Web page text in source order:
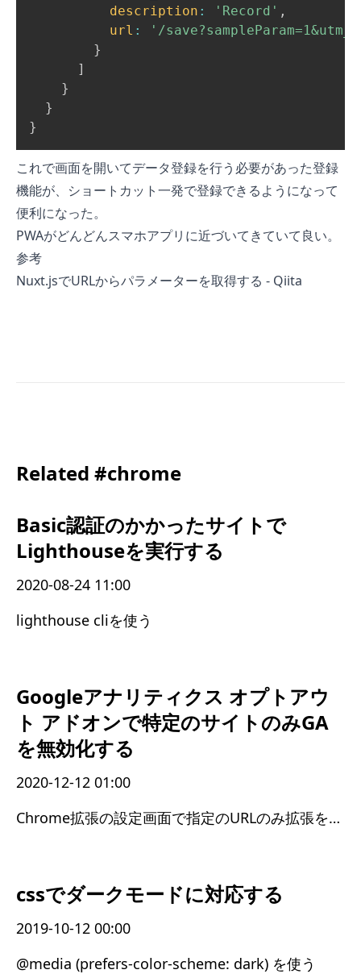
description : 'Record' ,
url :
'/
}
]
}
}
}
これで画面を開いてデータ登録を行う必要があった登録
機能が、ショートカット一発で登録できるようになって
便利になった。
PWAがどんどんスマホアプリに近づいてきていて良い。
参考
Nuxt.jsでURLからパラメーターを取得する - Qiita
Related #chrome
Basic認証のかかったサイトで
Lighthouseを実行する
2020-08-24 11:00
lighthouse cliを使う
Googleアナリティクス オプトアウ
ト アドオンで特定のサイトのみGA
を無効化する
2020-12-12 01:00
Chrome拡張の設定画面で指定のURLのみ拡張を有効にする
cssでダークモードに対応する
2019-10-12 00:00
@media (prefers-color-scheme: dark) を使う